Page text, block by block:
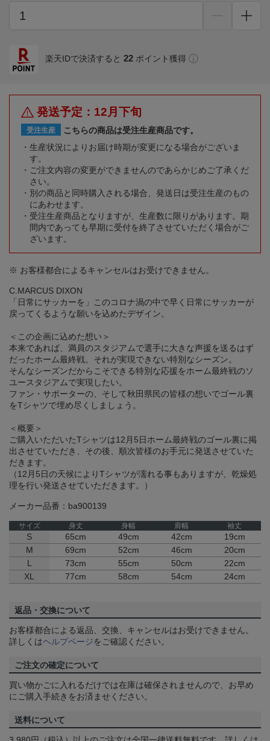
楽天IDで決済すると 22 ポイント獲得
発送予定：12月下旬
受注生産
こちらの商品は受注生産商品です。
生産状況によりお届け時期が変更になる場合がございま
す。
ご注文内容の変更ができませんのであらかじめご了承くだ
さい。
別の商品と同時購入される場合、発送日は受注生産のもの
にあわせます。
受注生産商品となりますが、生産数に限りがあります。期
間内であっても早期に受付を終了させていただく場合がご
ざいます。
※ お客様都合によるキャンセルはお受けできません。
C.MARCUS DIXON
「日常にサッカーを」このコロナ渦の中で早く日常にサッカーが
戻ってくるような願いを込めたデザイン。
＜この企画に込めた想い＞
本来であれば、満員のスタジアムで選手に大きな声援を送るはず
だったホーム最終戦。それが実現できない特別なシーズン。
そんなシーズンだからこそできる特別な応援をホーム最終戦のソ
ユースタジアムで実現したい。
ファン・サポーターの、そして秋田県民の皆様の想いでゴール裏
をTシャツで埋め尽くしましょう。
＜概要＞
ご購入いただいたTシャツは12月5日ホーム最終戦のゴール裏に掲
出させていただき、その後、順次皆様のお手元に発送させていた
だきます。
（12月5日の天候によりTシャツが濡れる事もありますが、乾燥処
理を行い発送させていただきます。）
メーカー品番：ba900139
サイズ 身丈 身幅 肩幅 袖丈
S 65cm 49cm 42cm
19cm
M
69cm 52cm 46cm
20cm
L
73cm 55cm 50cm
22cm
XL
77cm 58cm 54cm 24cm
返品・交換について
お客様都合による返品、交換、キャンセルはお受けできません。
詳しくはヘルプページをご確認ください。
ご注文の確定について
買い物かごに入れるだけでは在庫は確保されませんので、お早め
にご購入手続きをお済ませください。
送料について